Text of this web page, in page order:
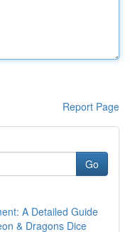
Report Page
Go
A Detailed Guide
& Dragons Dice